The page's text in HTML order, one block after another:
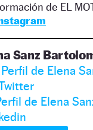
de EL
Sanz
Perfil de Elena
de Elena